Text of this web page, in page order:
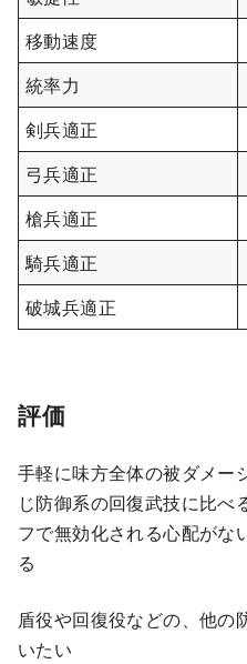
移動速度
統率力
剣兵適正
弓兵適正
槍兵適正
騎兵適正
破城兵適正
評価
手軽に味方全体の被ダメー
じ防御系の回復武技に比べ
フで無効化される心配がな
る
盾役や回復役などの、他の
いたい